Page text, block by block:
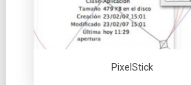
PixelStick